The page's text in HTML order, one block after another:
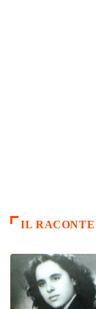
IL RACONTE